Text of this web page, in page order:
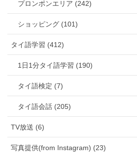
プロンポンエリア (242)
ショッピング (101)
タイ語学習 (412)
1日1分タイ語学習 (190)
タイ語検定 (7)
タイ語会話 (205)
TV放送 (6)
写真提供(from Instagram) (23)